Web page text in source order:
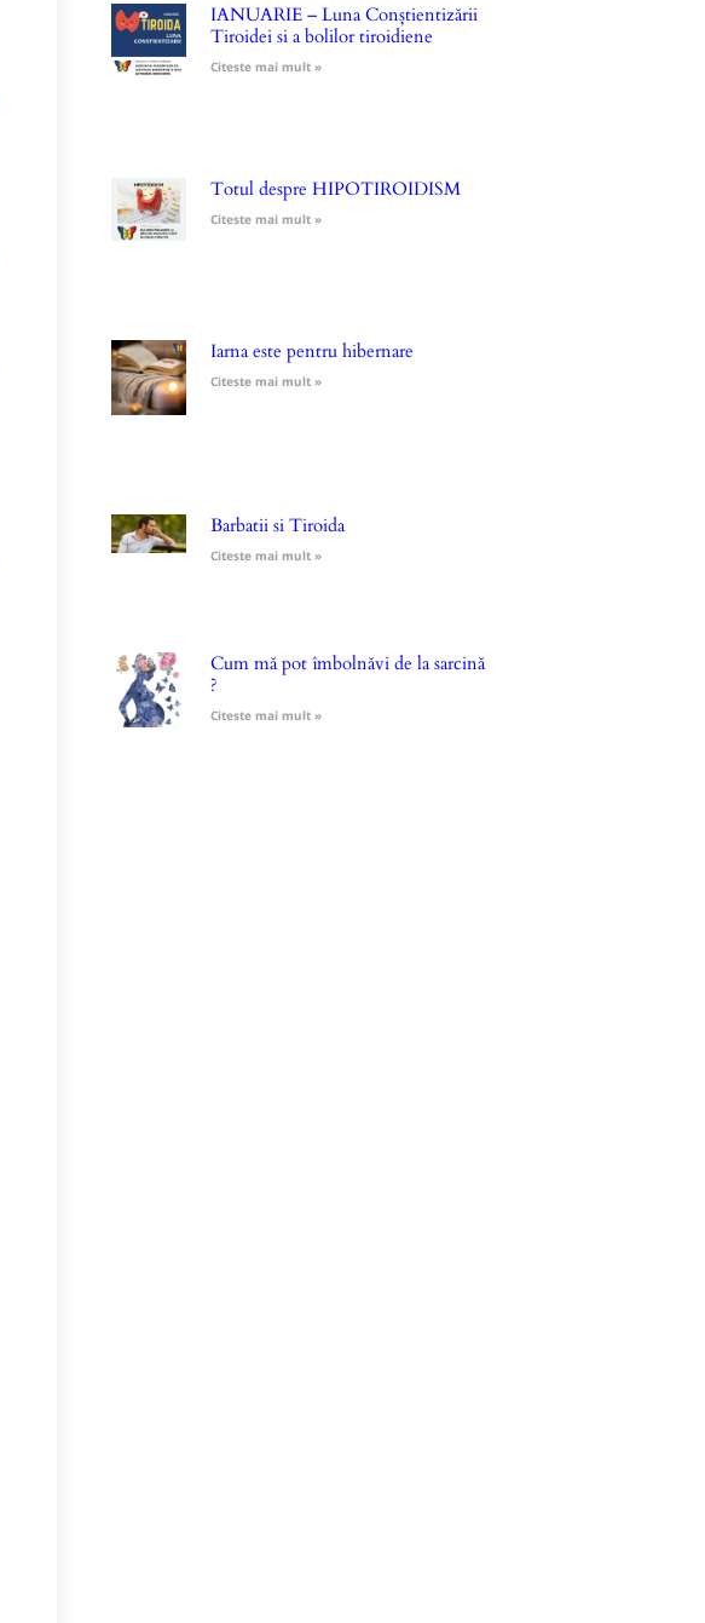
IANUARIE – Luna Conștientizării
Tiroidei si a bolilor tiroidiene
Citeste mai mult »
Totul despre HIPOTIROIDISM
Citeste mai mult »
Iarna este pentru hibernare
Citeste mai mult »
Barbatii si Tiroida
Citeste mai mult »
Cum mă pot îmbolnăvi de la sarcină
?
Citeste mai mult »